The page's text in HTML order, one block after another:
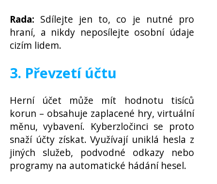
Rada: Sdílejte jen to, co je nutné pro
hraní, a nikdy neposílejte osobní údaje
cizím lidem.
3. Převzetí účtu
Herní účet může mít hodnotu tisíců
korun – obsahuje zaplacené hry, virtuální
měnu, vybavení. Kyberzločinci se proto
snaží účty získat. Využívají uniklá hesla z
jiných služeb, podvodné odkazy nebo
programy na automatické hádání hesel.